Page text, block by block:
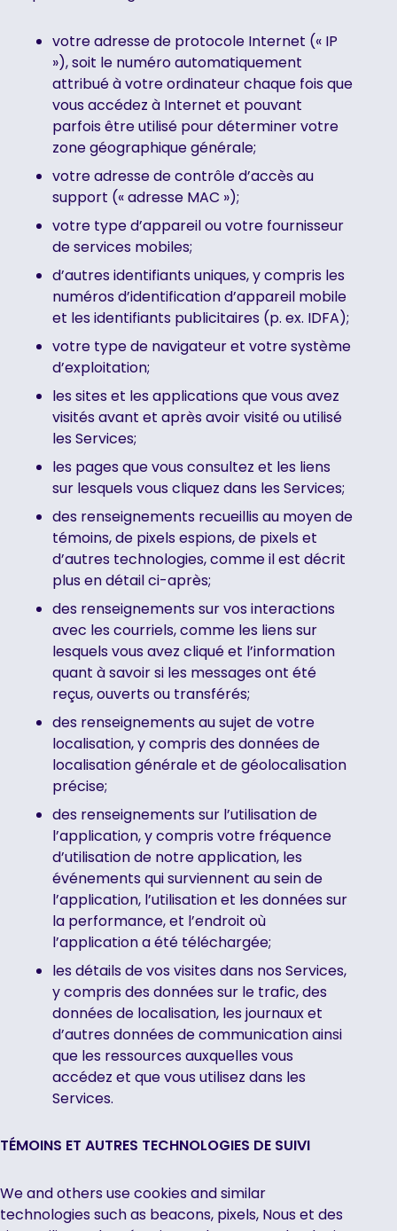
votre adresse de protocole Internet (« IP
»), soit le numéro automatiquement
attribué à votre ordinateur chaque fois que
vous accédez à Internet et pouvant
parfois être utilisé pour déterminer votre
zone géographique générale;
votre adresse de contrôle d’accès au
support (« adresse MAC »);
votre type d’appareil ou votre fournisseur
de services mobiles;
d’autres identifiants uniques, y compris les
numéros d’identification d’appareil mobile
et les identifiants publicitaires (p. ex. IDFA);
votre type de navigateur et votre système
d’exploitation;
les sites et les applications que vous avez
visités avant et après avoir visité ou utilisé
les Services;
les pages que vous consultez et les liens
sur lesquels vous cliquez dans les Services;
des renseignements recueillis au moyen de
témoins, de pixels espions, de pixels et
d’autres technologies, comme il est décrit
plus en détail ci-après;
des renseignements sur vos interactions
avec les courriels, comme les liens sur
lesquels vous avez cliqué et l’information
quant à savoir si les messages ont été
reçus, ouverts ou transférés;
des renseignements au sujet de votre
localisation, y compris des données de
localisation générale et de géolocalisation
précise;
des renseignements sur l’utilisation de
l’application, y compris votre fréquence
d’utilisation de notre application, les
événements qui surviennent au sein de
l’application, l’utilisation et les données sur
la performance, et l’endroit où
l’application a été téléchargée;
les détails de vos visites dans nos Services,
y compris des données sur le trafic, des
données de localisation, les journaux et
d’autres données de communication ainsi
que les ressources auxquelles vous
accédez et que vous utilisez dans les
Services.
TÉMOINS ET AUTRES TECHNOLOGIES DE SUIVI
We and others use cookies and similar
technologies such as beacons, pixels, Nous et des